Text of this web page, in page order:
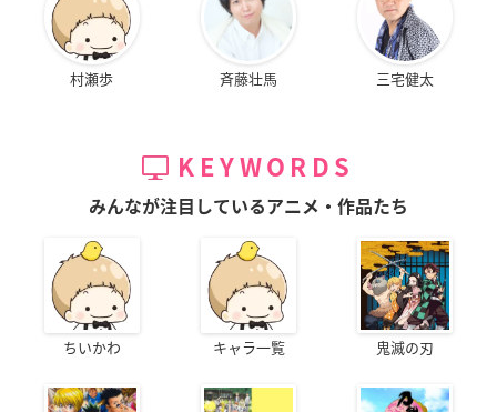
村瀬歩 斉藤壮馬 三宅健太
KEYWORDS
みんなが注目しているアニメ・作品たち
ちいかわ キャラ一覧 鬼滅の刃